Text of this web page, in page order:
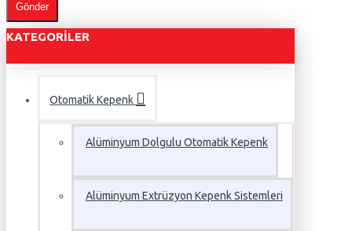
Gönder
KATEGORILER
Otomatik Kepenk
Alüminyum Dolgulu Otomatik Kepenk
Alüminyum Extrüzyon Kepenk Sistemleri